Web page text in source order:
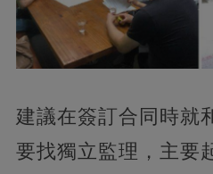
建議在簽訂合同時就
要找獨立監理，主要